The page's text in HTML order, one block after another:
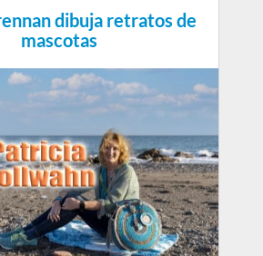
dibuja retratos de
mascotas